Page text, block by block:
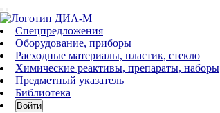
Спецпредложения
Оборудование, приборы
Расходные материалы, пластик, стекло
Химические реактивы, препараты, наборы
Предметный указатель
Библиотека
Войти